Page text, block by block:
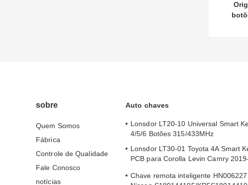
sobre
Quem Somos
Fábrica
Controle de Qualidade
Fale Conosco
notícias
Auto chaves
Lonsdor LT20-10 Universal Smart
4/5/6 Botões 315/433MHz
Lonsdor LT30-01 Toyota 4A Smart
PCB para Corolla Levin Camry 2019-
Chave remota inteligente HN006227